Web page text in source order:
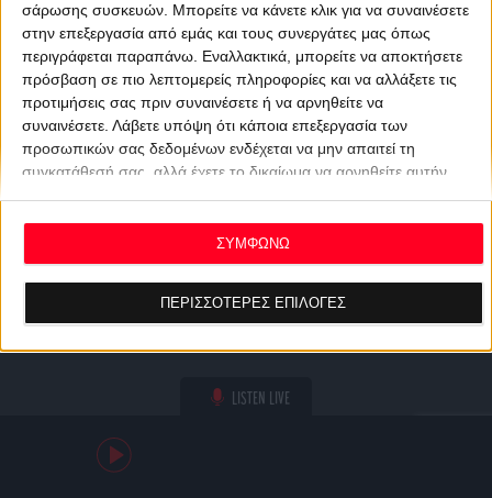
σάρωσης συσκευών. Μπορείτε να κάνετε κλικ για να συναινέσετε
στην επεξεργασία από εμάς και τους συνεργάτες μας όπως
περιγράφεται παραπάνω. Εναλλακτικά, μπορείτε να αποκτήσετε
πρόσβαση σε πιο λεπτομερείς πληροφορίες και να αλλάξετε τις
προτιμήσεις σας πριν συναινέσετε ή να αρνηθείτε να
συναινέσετε. Λάβετε υπόψη ότι κάποια επεξεργασία των
προσωπικών σας δεδομένων ενδέχεται να μην απαιτεί τη
συγκατάθεσή σας, αλλά έχετε το δικαίωμα να αρνηθείτε αυτήν
ανακαλέσετε τη συγκατάθεσή σας ανά πάσα στιγμή
επιστρέφοντας σε αυτόν τον ιστότοπο και κάνοντας κλικ στο
κουμπί "Απορρήτου" στο κάτω μέρος της ιστοσελίδας.
ΠΕΡΙΣΣΟΤΕΡΕΣ ΕΠΙΛΟΓΕΣ
ΣΥΜΦΩΝΩ
LISTEN LIVE